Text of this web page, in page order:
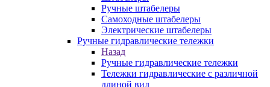
Ручные штабелеры
Самоходные штабелеры
Электрические штабелеры
Ручные гидравлические тележки
Назад
Ручные гидравлические тележки
Тележки гидравлические с различной
длиной вил